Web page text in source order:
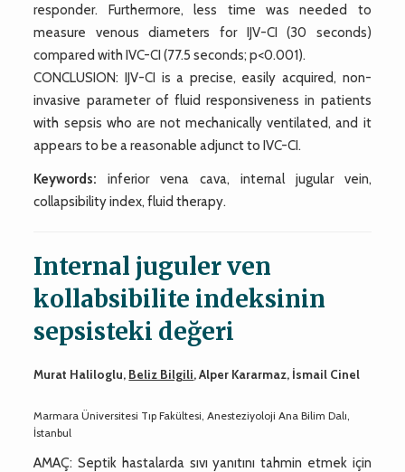
responder. Furthermore, less time was needed to
measure venous diameters for IJV-CI (30 seconds)
compared with IVC-CI (77.5 seconds; p<0.001).
CONCLUSION: IJV-CI is a precise, easily acquired, non-
invasive parameter of fluid responsiveness in patients
with sepsis who are not mechanically ventilated, and it
appears to be a reasonable adjunct to IVC-CI.
Keywords: inferior vena cava, internal jugular vein,
collapsibility index, fluid therapy.
Internal juguler ven
kollabsibilite indeksinin
sepsisteki değeri
Murat Haliloglu, Beliz Bilgili, Alper Kararmaz, İsmail Cinel
Marmara Üniversitesi Tıp Fakültesi, Anesteziyoloji Ana Bilim Dalı,
İstanbul
AMAÇ: Septik hastalarda sıvı yanıtını tahmin etmek için